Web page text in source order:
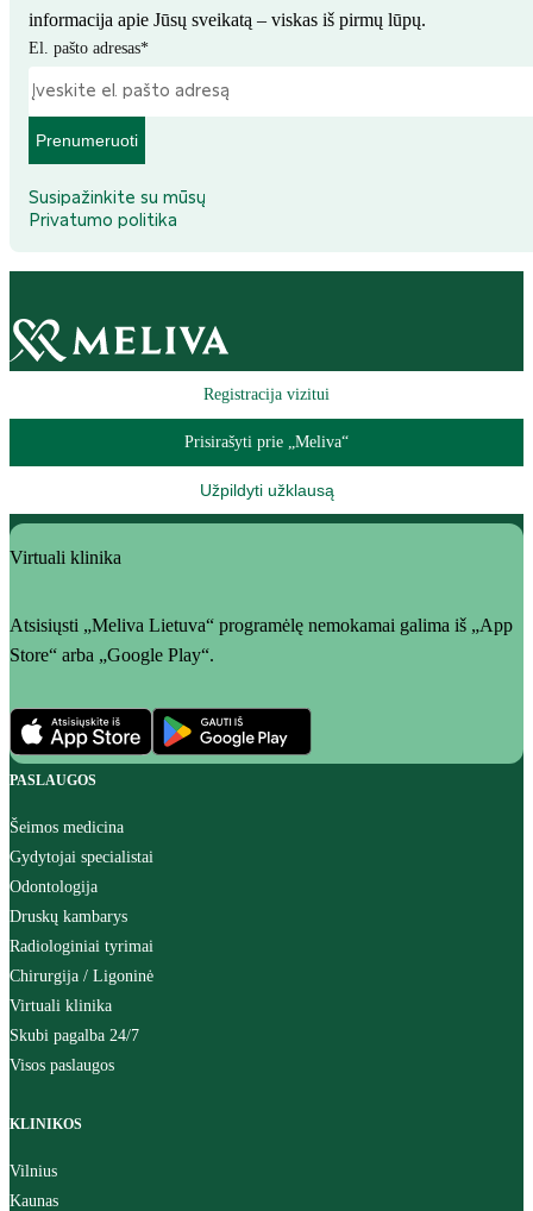
informacija apie Jūsų sveikatą – viskas iš pirmų lūpų.
El. pašto adresas*
Prenumeruoti
Susipažinkite su mūsų
Privatumo politika
Registracija vizitui
Prisirašyti prie „Meliva“
Užpildyti užklausą
Virtuali klinika
Atsisiųsti „Meliva Lietuva“ programėlę nemokamai galima iš „App
Store“ arba „Google Play“.
PASLAUGOS
Šeimos medicina
Gydytojai specialistai
Odontologija
Druskų kambarys
Radiologiniai tyrimai
Chirurgija / Ligoninė
Virtuali klinika
Skubi pagalba 24/7
Visos paslaugos
KLINIKOS
Vilnius
Kaunas